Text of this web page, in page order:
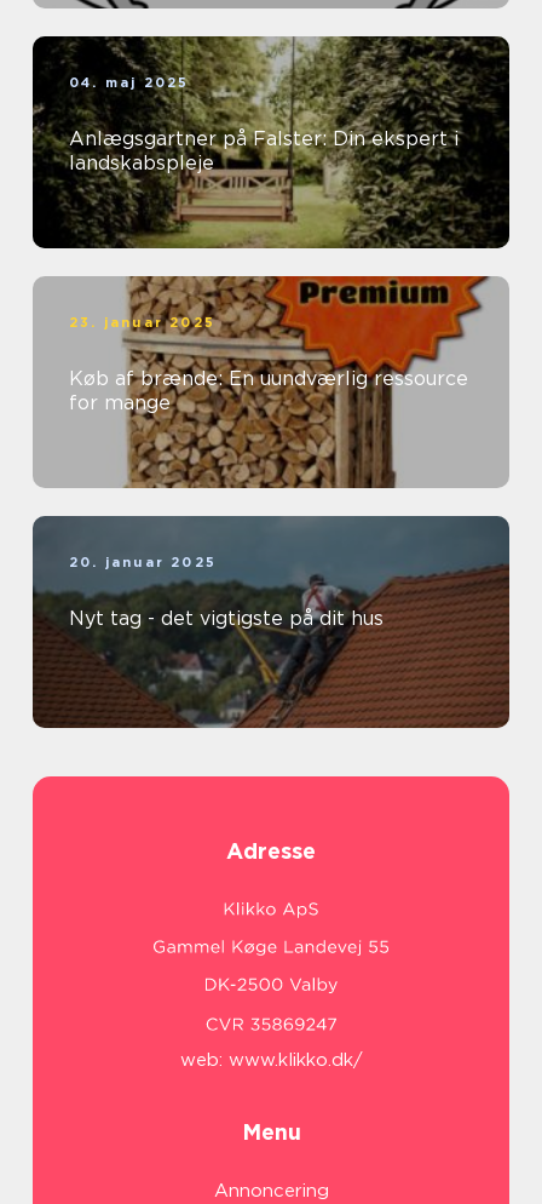
04. maj 2025
Anlægsgartner på Falster: Din ekspert i
landskabspleje
23. januar 2025
Køb af brænde: En uundværlig ressource
for mange
20. januar 2025
Nyt tag - det vigtigste på dit hus
Adresse
web: www.klikko.dk/
Menu
Annoncering